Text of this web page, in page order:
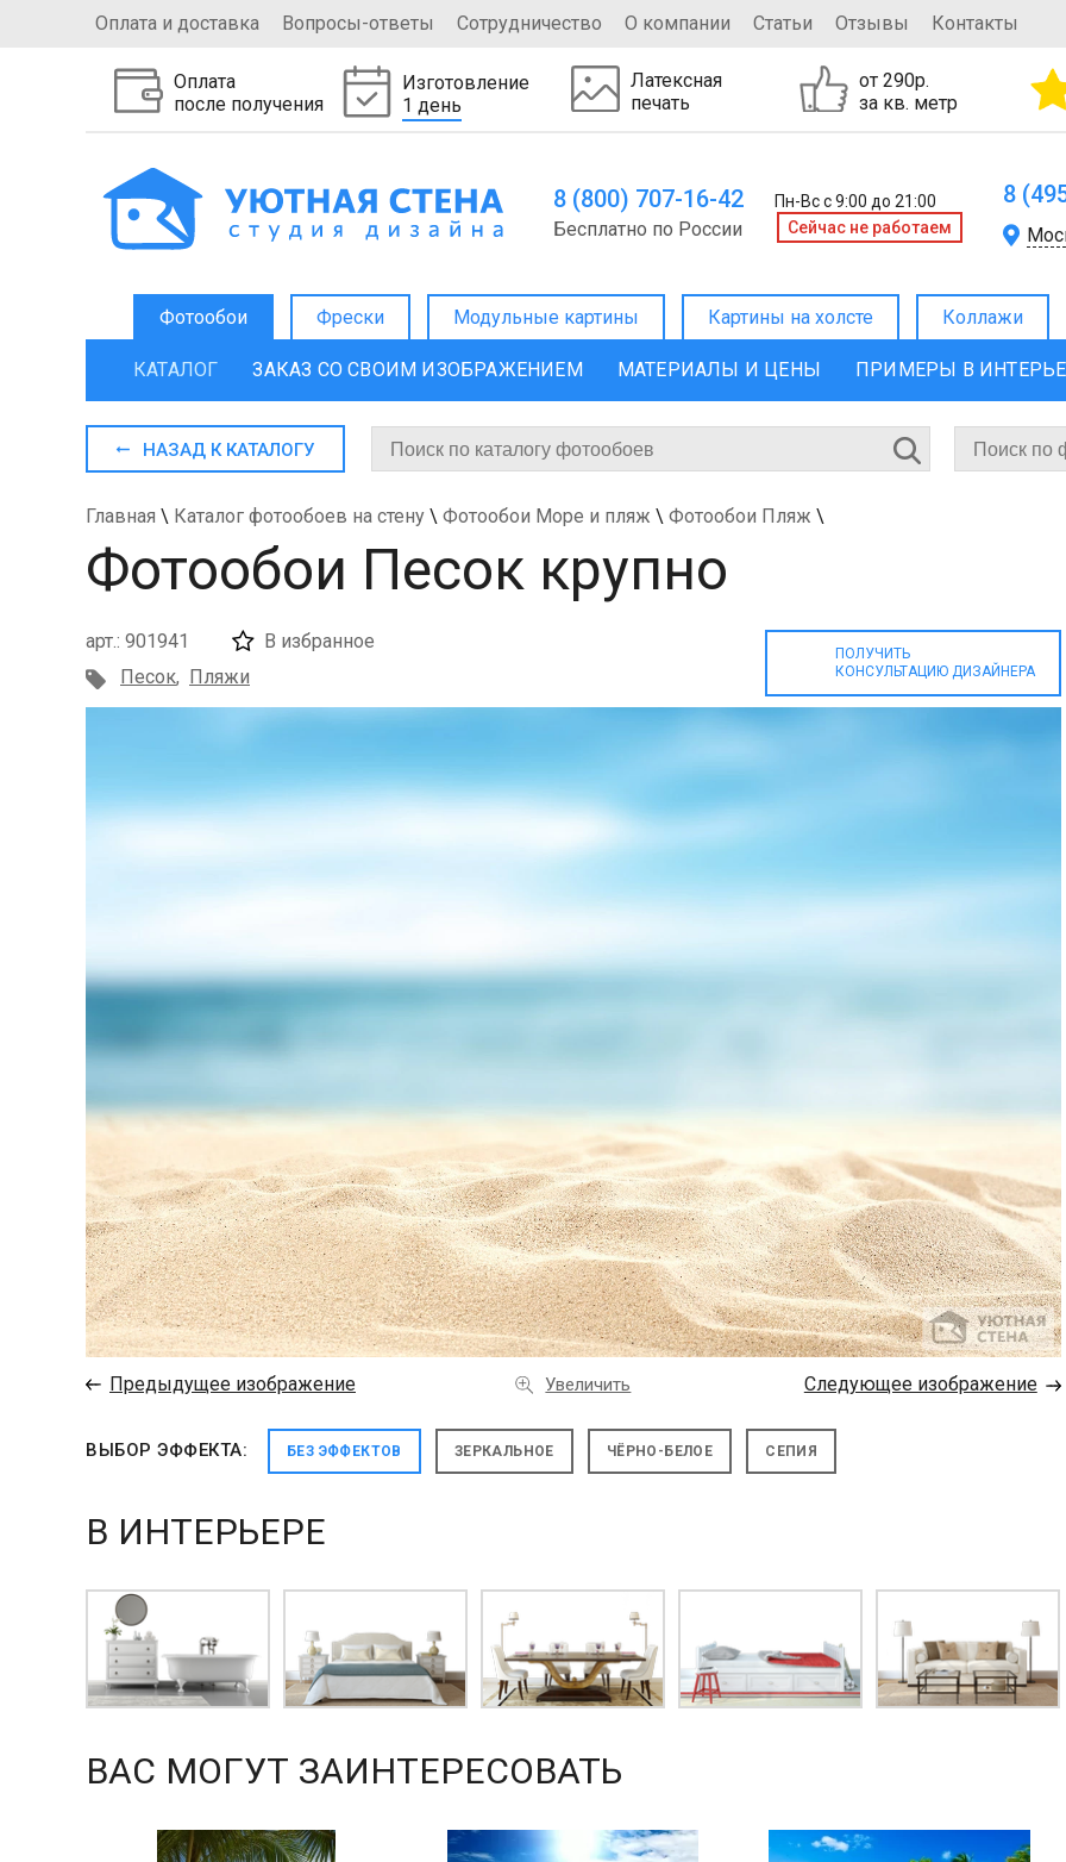
Оплата и доставка Вопросы-ответы Сотрудничество О компании Статьи Отзывы Контакты
Оплата
после получения
Изготовление
1 день
Латексная
печать
от 290р.
за кв. метр
8 (800) 707-16-42 Пн-Вс с 9:00 до 21:00
Бесплатно по России Cейчас не работаем
8
Фотообои Фрески Модульные картины Картины на холсте Коллажи
КАТАЛОГ ЗАКАЗ СО СВОИМ ИЗОБРАЖЕНИЕМ МАТЕРИАЛЫ И ЦЕНЫ ПРИМЕРЫ В
НАЗАД К КАТАЛОГУ
Главная \ Каталог фотообоев на стену \ Фотообои Море и пляж \ Фотообои Пляж \
Фотообои Песок крупно
арт.: 901941
В избранное
Песок, Пляжи
ПОЛУЧИТЬ
КОНСУЛЬТАЦИЮ ДИЗАЙНЕРА
← Предыдущее изображение Увеличить Следующее изображение →
ВЫБОР ЭФФЕКТА: БЕЗ ЭФФЕКТОВ ЗЕРКАЛЬНОЕ ЧЁРНО-БЕЛОЕ СЕПИЯ
В ИНТЕРЬЕРЕ
ВАС МОГУТ ЗАИНТЕРЕСОВАТЬ